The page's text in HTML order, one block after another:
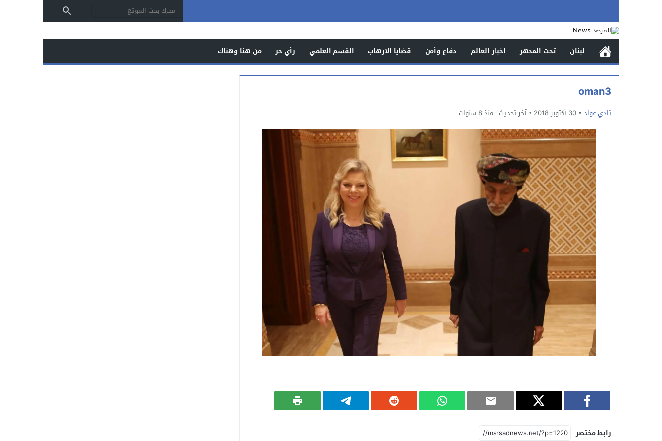
لبنان تحت المجهر اخبار العالم دفاع وأمن قضايا الارهاب القسم العلمي رأي حر من هنا وهناك
oman3
تادي عواد 30 أكتوبر 2018 آخر تحديث : منذ 8 سنوات
رابط مختصر